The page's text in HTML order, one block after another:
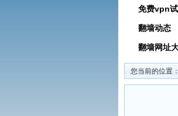
免费vpn
翻墙动态
翻墙网址
您当前的位置：